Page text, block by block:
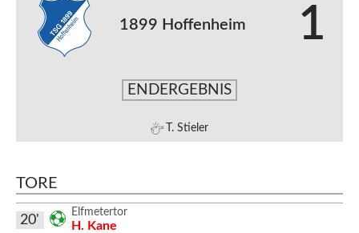
1899 Hoffenheim 1
ENDERGEBNIS
T. Stieler
TORE
Elfmetertor
H. Kane
20'